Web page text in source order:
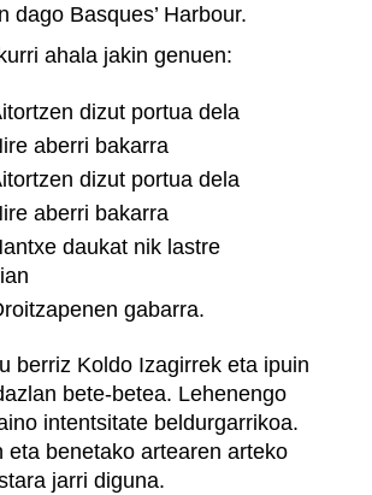
dago Basques’ Harbour.
ahala jakin genuen:
dizut portua dela
aberri bakarra
dizut portua dela
aberri bakarra
daukat nik lastre
gabarra.
berriz Koldo Izagirrek eta ipuin
bete-betea. Lehenengo
intentsitate beldurgarrikoa.
eta benetako artearen arteko
jarri diguna.